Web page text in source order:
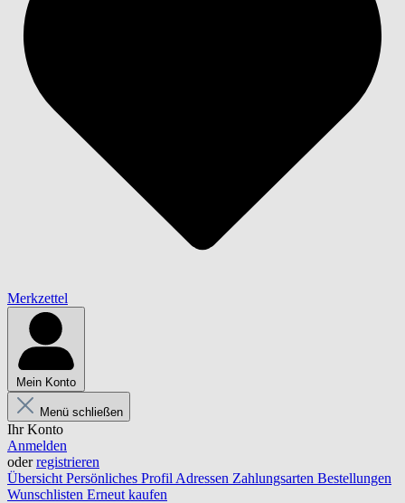
Merkzettel
Mein Konto
Menü schließen
Ihr Konto
Anmelden
oderregistrieren
Übersicht Persönliches Profil Adressen Zahlungsarten Bestellungen
Wunschlisten Erneut kaufen